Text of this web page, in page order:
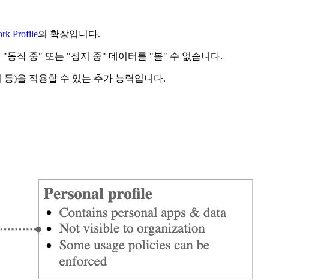
Profile의 확장입니다.
동작 중" 또는 "정지 중" 데이터를 "볼" 수 없습니다.
)을 적용할 수 있는 추가 능력입니다.